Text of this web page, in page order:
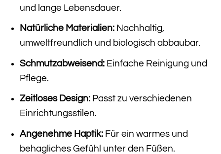
und lange Lebensdauer.
Natürliche Materialien:Nachhaltig,
umweltfreundlich und biologisch abbaubar.
Schmutzabweisend:Einfache Reinigung und
Pflege.
Zeitloses Design:Passt zu verschiedenen
Einrichtungsstilen.
Angenehme Haptik:Für ein warmes und
behagliches Gefühl unter den Füßen.